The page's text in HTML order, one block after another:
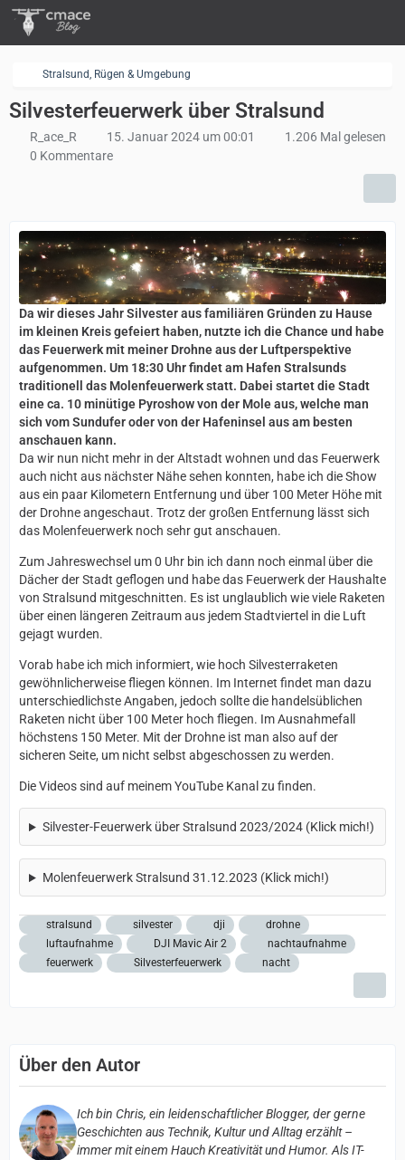
Stralsund, Rügen & Umgebung
Silvesterfeuerwerk über Stralsund
R_ace_R 15. Januar 2024 um 00:01
1.206 Mal gelesen
0 Kommentare
Da wir dieses Jahr Silvester aus familiären Gründen zu Hause
im kleinen Kreis gefeiert haben, nutzte ich die Chance und habe
das Feuerwerk mit meiner Drohne aus der Luftperspektive
aufgenommen. Um 18:30 Uhr findet am Hafen Stralsunds
traditionell das Molenfeuerwerk statt. Dabei startet die Stadt
eine ca. 10 minütige Pyroshow von der Mole aus, welche man
sich vom Sundufer oder von der Hafeninsel aus am besten
anschauen kann.
Da wir nun nicht mehr in der Altstadt wohnen und das Feuerwerk
auch nicht aus nächster Nähe sehen konnten, habe ich die Show
aus ein paar Kilometern Entfernung und über 100 Meter Höhe mit
der Drohne angeschaut. Trotz der großen Entfernung lässt sich
das Molenfeuerwerk noch sehr gut anschauen.
Zum Jahreswechsel um 0 Uhr bin ich dann noch einmal über die
Dächer der Stadt geflogen und habe das Feuerwerk der Haushalte
von Stralsund mitgeschnitten. Es ist unglaublich wie viele Raketen
über einen längeren Zeitraum aus jedem Stadtviertel in die Luft
gejagt wurden.
Vorab habe ich mich informiert, wie hoch Silvesterraketen
gewöhnlicherweise fliegen können. Im Internet findet man dazu
unterschiedlichste Angaben, jedoch sollte die handelsüblichen
Raketen nicht über 100 Meter hoch fliegen. Im Ausnahmefall
höchstens 150 Meter. Mit der Drohne ist man also auf der
sicheren Seite, um nicht selbst abgeschossen zu werden.
Die Videos sind auf meinem YouTube Kanal zu finden.
Silvester-Feuerwerk über Stralsund 2023/2024 (Klick mich!)
Molenfeuerwerk Stralsund 31.12.2023 (Klick mich!)
stralsund silvester dji
drohne
luftaufnahme
DJI Mavic Air 2
nachtaufnahme
feuerwerk
Silvesterfeuerwerk nacht
Über den Autor
Ich bin Chris, ein leidenschaftlicher Blogger, der gerne
Geschichten aus Technik, Kultur und Alltag erzählt –
immer mit einem Hauch Kreativität und Humor. Als IT-